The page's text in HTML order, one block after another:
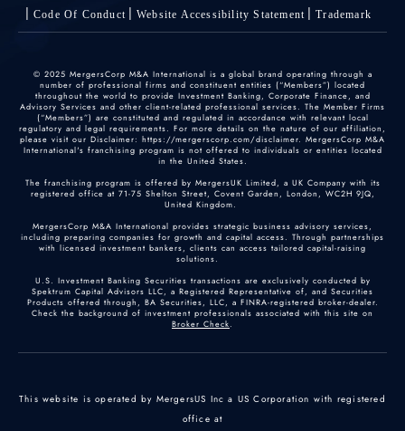
Code Of Conduct
Website Accessibility Statement Trademark
© 2025 MergersCorp M&A International is a global brand operating through a
number of professional firms and constituent entities (“Members”) located
throughout the world to provide Investment Banking, Corporate Finance, and
Advisory Services and other client-related professional services. The Member Firms
(“Members”) are constituted and regulated in accordance with relevant local
regulatory and legal requirements. For more details on the nature of our affiliation,
please visit our Disclaimer: https://mergerscorp.com/disclaimer. MergersCorp M&A
International's franchising program is not offered to individuals or entities located
in the United States.
The franchising program is offered by MergersUK Limited, a UK Company with its
registered office at 71-75 Shelton Street, Covent Garden, London, WC2H 9JQ,
United Kingdom.
MergersCorp M&A International provides strategic business advisory services,
including preparing companies for growth and capital access. Through partnerships
with licensed investment bankers, clients can access tailored capital-raising
solutions.
U.S. Investment Banking Securities transactions are exclusively conducted by
Spektrum Capital Advisors LLC, a Registered Representative of, and Securities
Products offered through, BA Securities, LLC, a FINRA-registered broker-dealer.
Check the background of investment professionals associated with this site on
Broker Check.
This website is operated by MergersUS Inc a US Corporation with registered
office at